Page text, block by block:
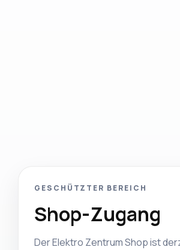
GESCHÜTZTER BEREICH
Shop-Zugang
Der Elektro Zentrum Shop ist